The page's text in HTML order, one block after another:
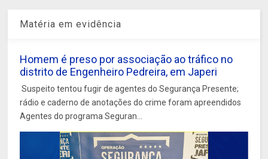
Matéria em evidência
Homem é preso por associação ao tráfico no
distrito de Engenheiro Pedreira, em Japeri
Suspeito tentou fugir de agentes do Segurança Presente;
rádio e caderno de anotações do crime foram apreendidos
Agentes do programa Seguran...